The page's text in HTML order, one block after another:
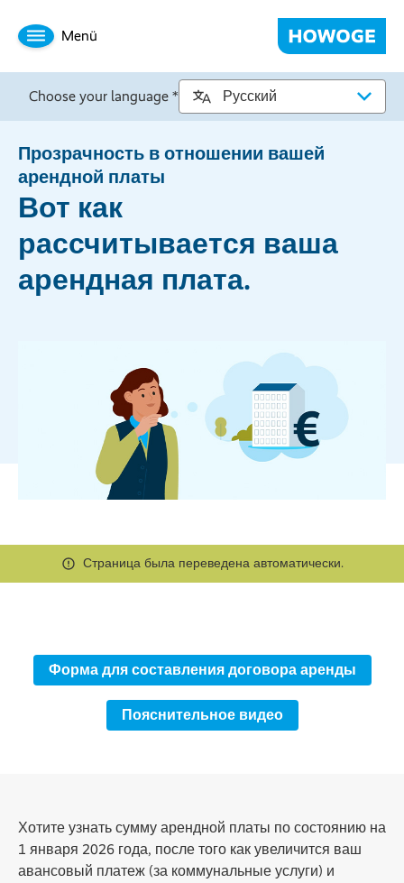
Menü
Choose your language *
Прозрачность в отношении вашей
арендной платы
Вот как
рассчитывается ваша
арендная плата.
Страница была переведена автоматически.
Форма для составления договора аренды
Пояснительное видео
Хотите узнать сумму арендной платы по состоянию на
1 января 2026 года, после того как увеличится ваш
авансовый платеж (за коммунальные услуги) и